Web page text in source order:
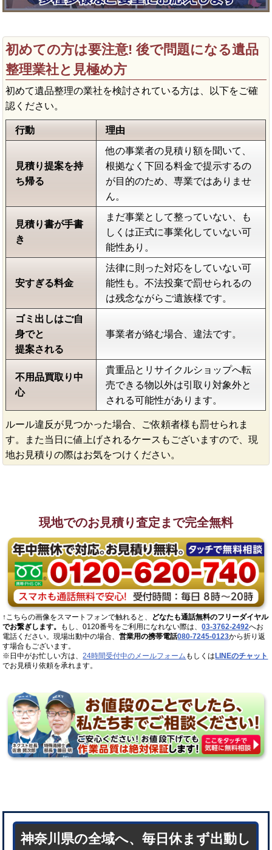
初めての方は要注意! 後で問題になる遺品
整理業社と見極め方
初めて遺品整理の業社を検討されている方は、以下をご確
認ください。
行動 理由
見積り提案を持
ち帰る
他の事業者の見積り額を聞いて、
根拠なく下回る料金で提示するの
が目的のため、専業ではありませ
ん。
見積り書が手書
き
まだ事業として整っていない、も
しくは正式に事業化していない可
能性あり。
安すぎる料金
法律に則った対応をしていない可
能性も。不法投棄で罰せられるの
は残念ながらご遺族様です。
ゴミ出しはご自
身でと
提案される
事業者が絡む場合、違法です。
不用品買取り中
心
貴重品とリサイクルショップへ転
売できる物以外は引取り対象外と
される可能性があります。
ルール違反が見つかった場合、ご依頼者様も罰せられま
す。また当日に値上げされるケースもございますので、現
地お見積りの際はお気をつけください。
現地でのお見積り査定まで完全無料
↑こちらの画像をスマートフォンで触れると、
どなたも通話無料のフリーダイヤル
でお繋ぎします。
もし、0120番号をご利用になれない際は、03-3762-2492へお
電話ください。現場出動中の場合、営業用の携帯電話080-7245-0123から折り返
す場合もございます。
※日中がお忙しい方は、24時間受付中のメールフォーム もしくは LINEのチャット
でお見積り依頼を承れます。
神奈川県の全域へ、毎日休まず出動し